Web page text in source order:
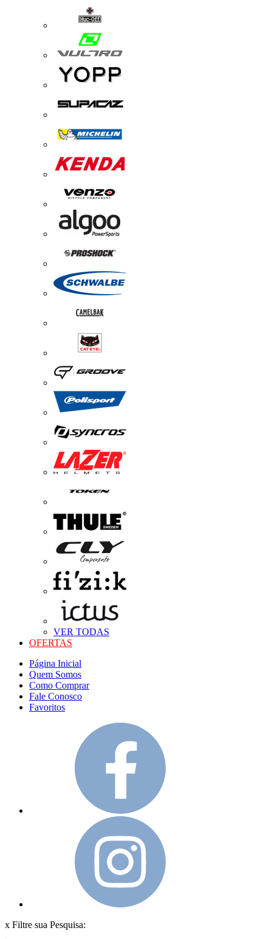
VER TODAS
OFERTAS
Página Inicial
Quem Somos
Como Comprar
Fale Conosco
Favoritos
x Filtre sua Pesquisa: